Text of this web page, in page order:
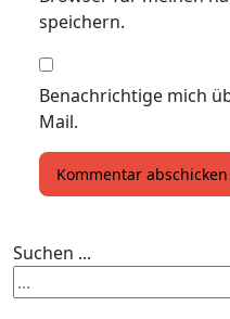
speichern.
Benachrichtige mich
Mail.
Suchen ...